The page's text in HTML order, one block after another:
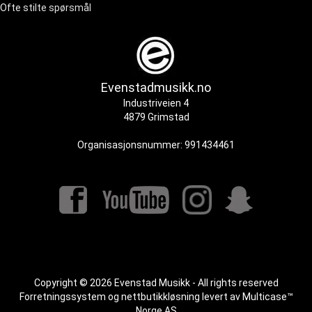
Ofte stilte spørsmål
Evenstadmusikk.no
Industriveien 4
4879 Grimstad
Organisasjonsnummer: 991434461
Copyright © 2026 Evenstad Musikk - All rights reserved
Forretningssystem og nettbutikkløsning levert av Multicase™